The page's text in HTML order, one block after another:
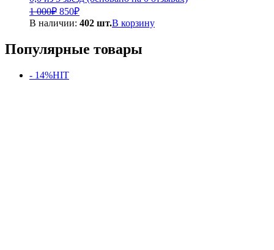
1 000₽ Первоначальная
цена
000₽.
850₽Текущая
цена:
В наличии: 402 шт.В корзину
Популярные товары
- 14%HIT